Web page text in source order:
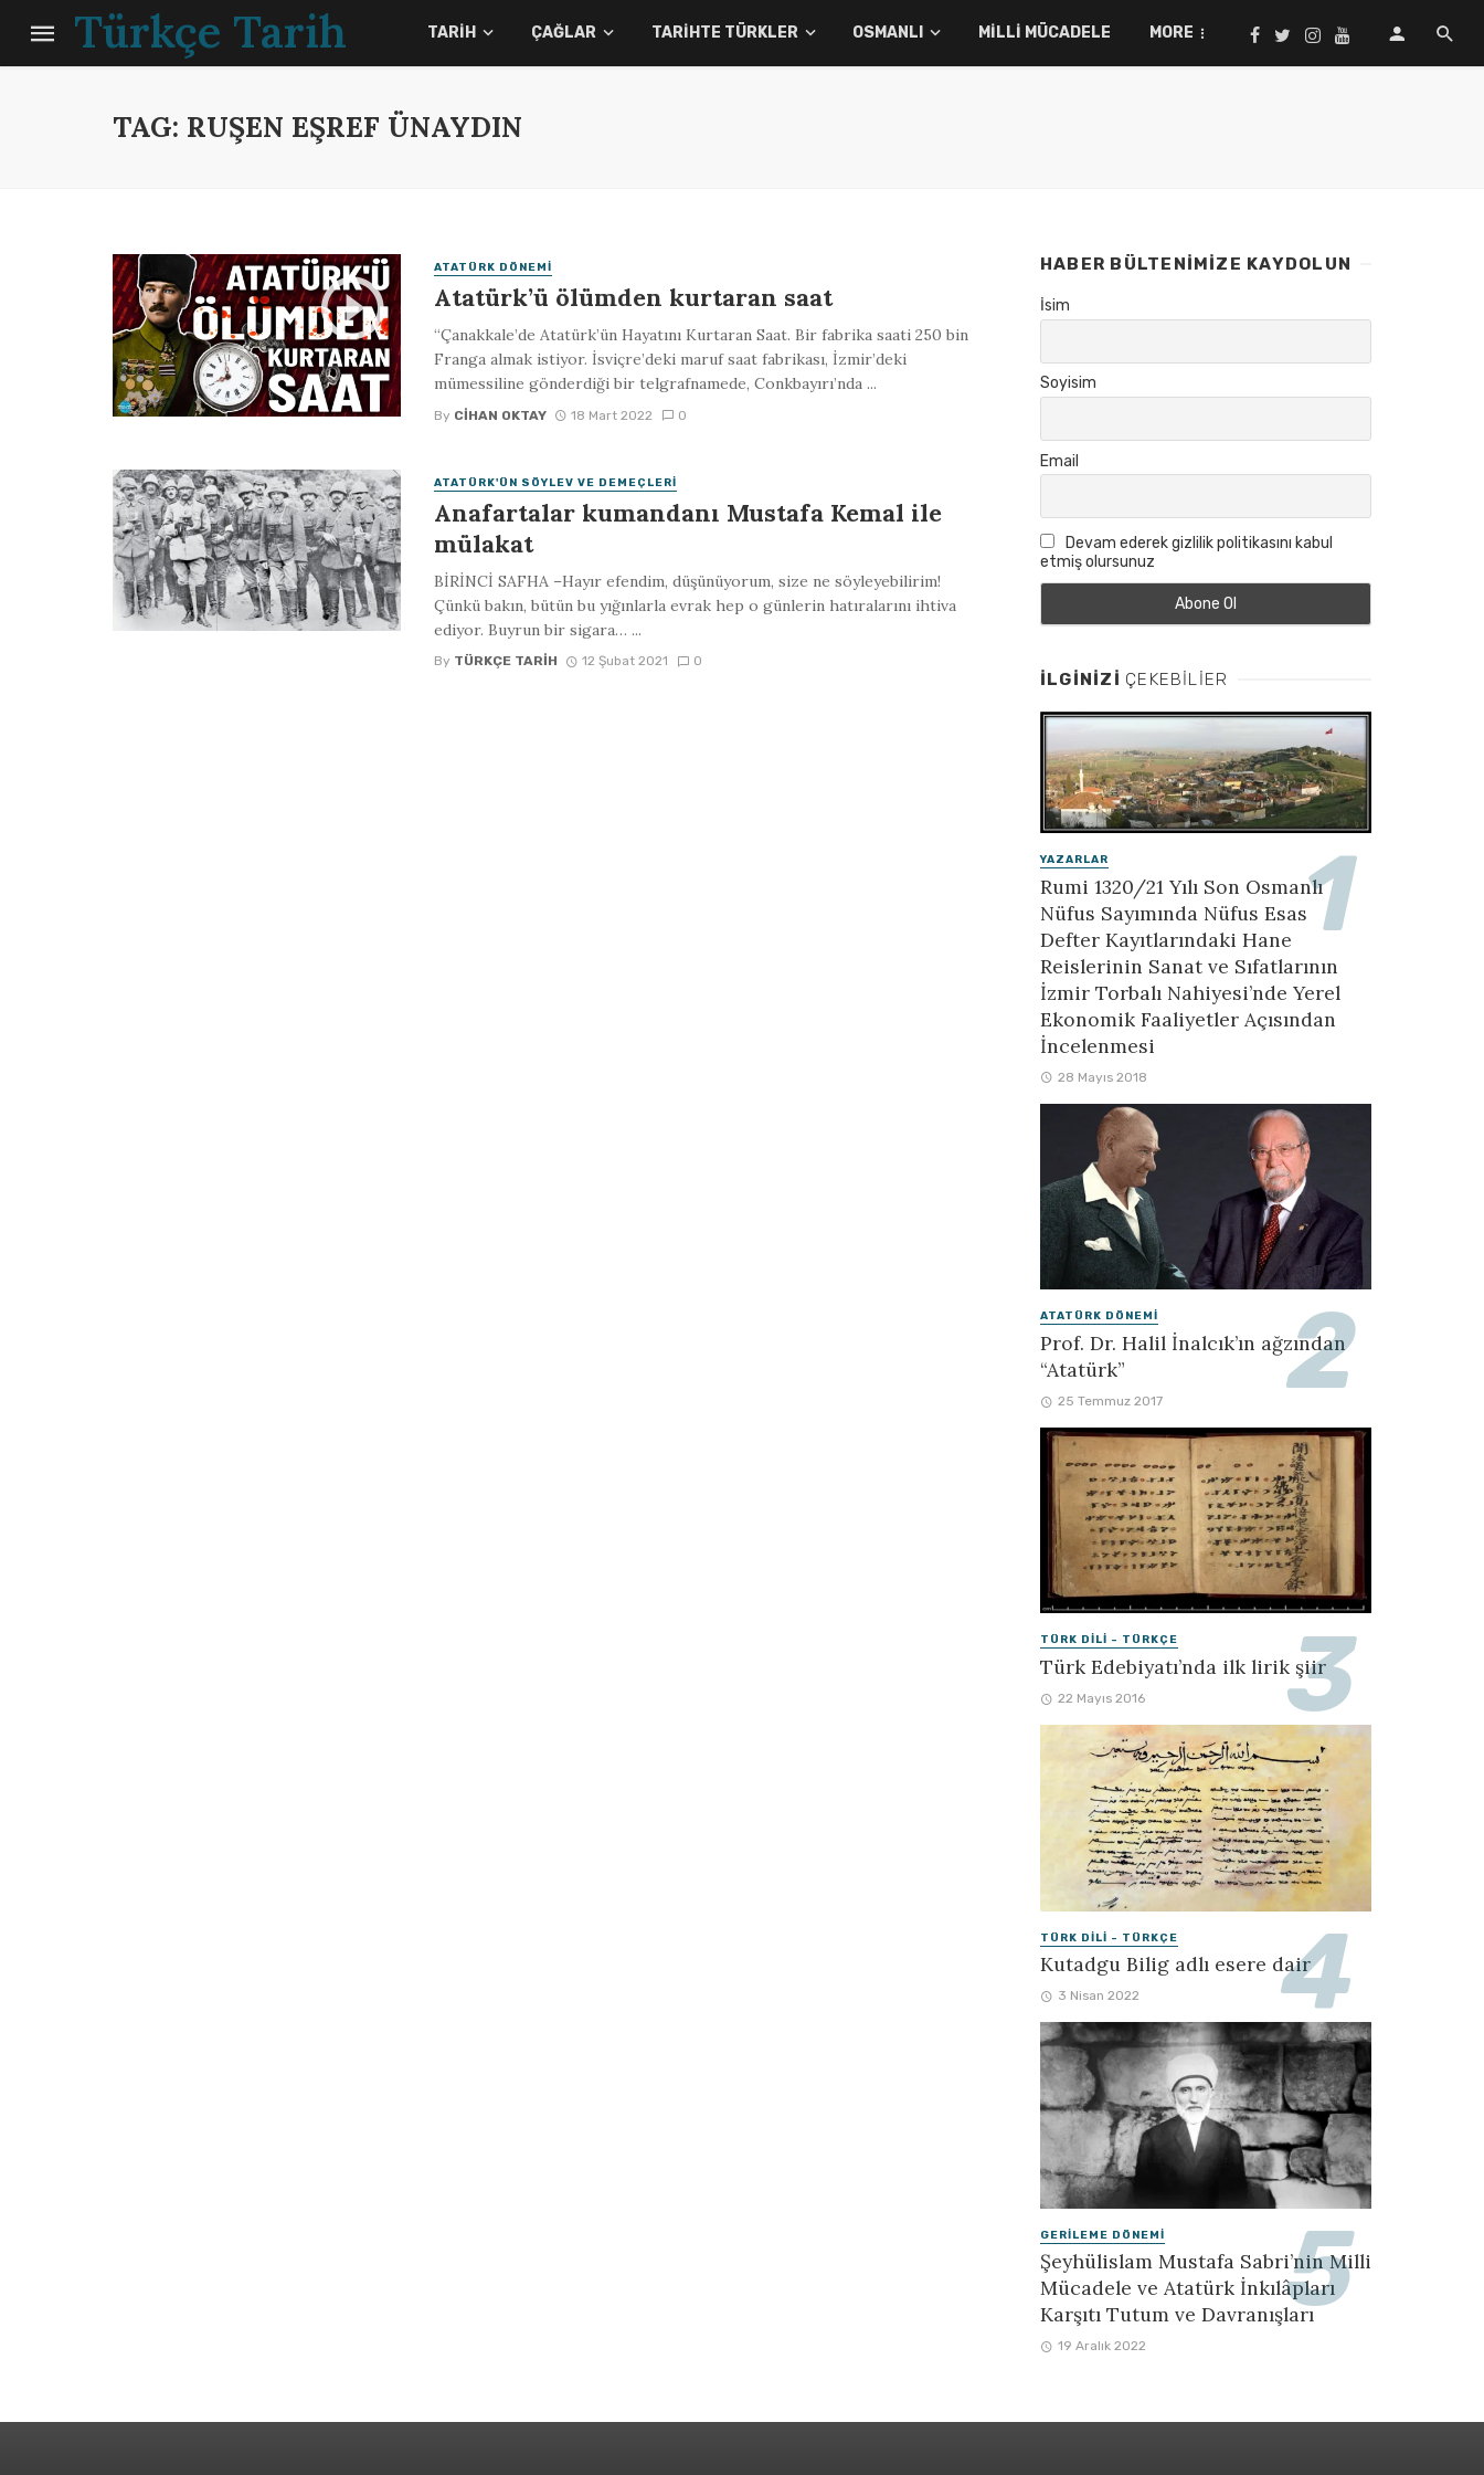
Türkçe Tarih TARIH ÇAĞLAR TARIHTE TÜRKLER OSMANLI MILLI MÜCADELE MORE
TAG: RUŞEN EŞREF ÜNAYDIN
ATATÜRK DÖNEMI
Atatürk’ü ölümden kurtaran saat
“Çanakkale’de Atatürk’ün Hayatını Kurtaran Saat. Bir fabrika saati 250 bin
Franga almak istiyor. İsviçre’deki maruf saat fabrikası, İzmir’deki
mümessiline gönderdiği bir telgrafnamede, Conkbayırı’nda ...
By CIHAN OKTAY 18 Mart 2022 0
ATATÜRK'ÜN SÖYLEV VE DEMEÇLERI
Anafartalar kumandanı Mustafa Kemal ile
mülakat
BİRİNCİ SAFHA –Hayır efendim, düşünüyorum, size ne söyleyebilirim!
Çünkü bakın, bütün bu yığınlarla evrak hep o günlerin hatıralarını ihtiva
ediyor. Buyrun bir sigara… ...
By TÜRKÇE TARIH 12 Şubat 2021 0
HABER BÜLTENIMIZE KAYDOLUN
İsim
Soyisim
Email
Devam ederek gizlilik politikasını kabul
etmiş olursunuz
İLGINIZI ÇEKEBILIER
YAZARLAR
Rumi 1320/21 Yılı Son Osmanlı
Nüfus Sayımında Nüfus Esas
Defter Kayıtlarındaki Hane
Reislerinin Sanat ve Sıfatlarının
İzmir Torbalı Nahiyesi’nde Yerel
Ekonomik Faaliyetler Açısından
İncelenmesi
28 Mayıs 2018
ATATÜRK DÖNEMI
Prof. Dr. Halil İnalcık’ın ağzından
“Atatürk”
25 Temmuz 2017
TÜRK DILI - TÜRKÇE
Türk Edebiyatı’nda ilk lirik şiir
22 Mayıs 2016
TÜRK DILI - TÜRKÇE
Kutadgu Bilig adlı esere dair
3 Nisan 2022
GERILEME DÖNEMI
Şeyhülislam Mustafa Sabri’nin Milli
Mücadele ve Atatürk İnkılâpları
Karşıtı Tutum ve Davranışları
19 Aralık 2022